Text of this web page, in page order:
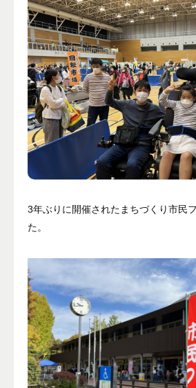
ニュース
イベント
ブログ
メディア掲載
ユーザーコラム
フォームからお問い
042-391-
3年ぶりに開催されたまちづくり市民
た。